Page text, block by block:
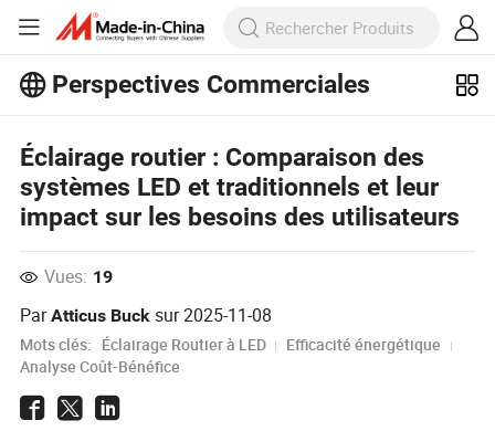
Perspectives Commerciales
Éclairage routier : Comparaison des
systèmes LED et traditionnels et leur
impact sur les besoins des utilisateurs
Vues: 19
ParAtticus Buck sur2025-11-08
Mots clés: Éclairage Routier à LED
Efficacité énergétique
Analyse Coût-Bénéfice